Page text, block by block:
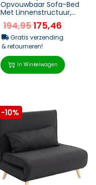
Opvouwbaar Sofa-Bed
Met Linnenstructuur,
Gevoerd Gastenbed
Klapstoel, Donkergrijs
194,95175,46
Gratis verzending
& retourneren!
In Winkelwagen
-10%